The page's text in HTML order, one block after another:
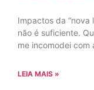
Impactos da “nova
não é suficiente.
me incomodei com
LEIA MAIS »